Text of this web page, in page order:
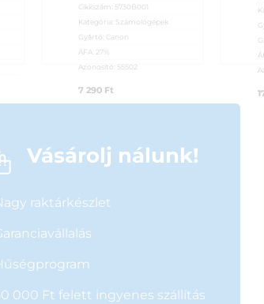
Cikkszám: 5730B001
Kategória: Számológépek
Gyártó: Canon
ÁFA:
27%
Azonosító: 55502
7 290 Ft
Vásárolj nálunk!
raktárkészlet
000 Ft felett ingyenes szállítás